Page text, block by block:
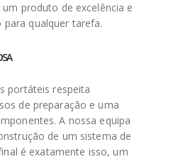
produto de excelência e
qualquer tarefa.
portáteis respeita
de preparação e uma
A nossa equipa
de um sistema de
é exatamente isso, um